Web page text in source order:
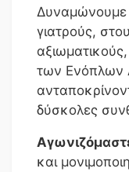
Δυναμώνουμε
γιατρούς,
των Ενόπλων
δύσκολες
και